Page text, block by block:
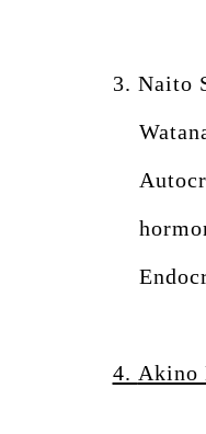
3. Naito
4. Akino